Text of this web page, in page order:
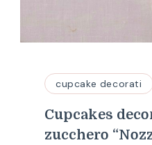
cupcake decorati
Cupcakes
zucchero